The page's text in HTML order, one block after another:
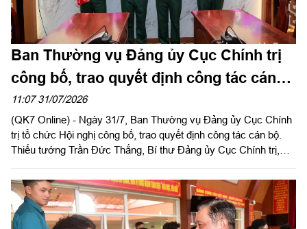
Ban Thường vụ Đảng ủy Cục Chính trị
công bố, trao quyết định công tác cán
bộ
11:07 31/07/2026
(QK7 Online) - Ngày 31/7, Ban Thường vụ Đảng ủy Cục Chính
trị tổ chức Hội nghị công bố, trao quyết định công tác cán bộ.
Thiếu tướng Trần Đức Thắng, Bí thư Đảng ủy Cục Chính trị,
cán bộ.